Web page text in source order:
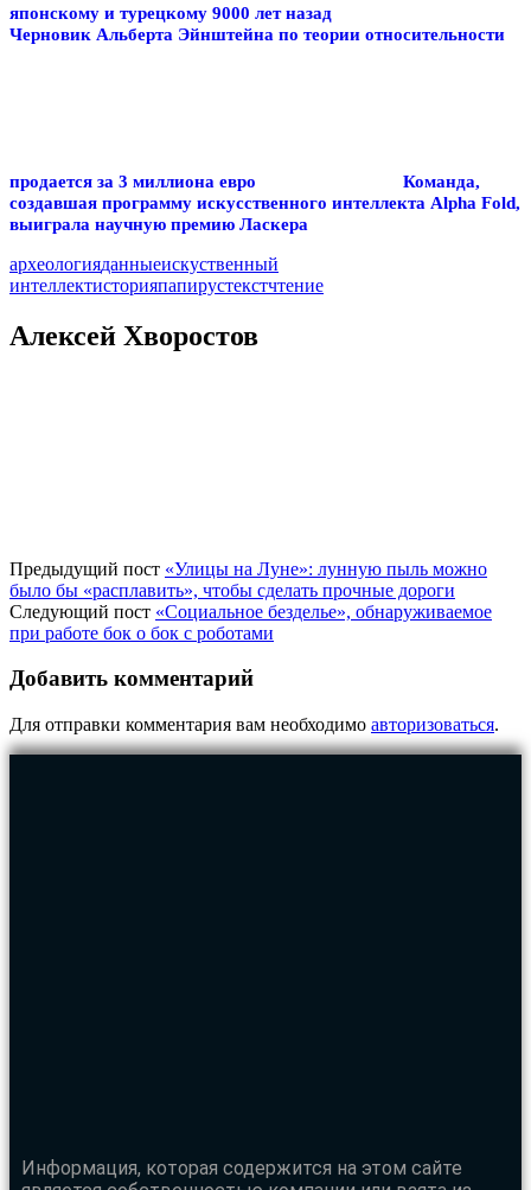
японскому и турецкому 9000 лет назад
Черновик Альберта Эйнштейна по теории относительности
продается за 3 миллиона евро
Команда,
создавшая программу искусственного интеллекта Alpha Fold,
выиграла научную премию Ласкера
археологияданныеискуственный
интеллектисторияпапирустекстчтение
Алексей Хворостов
Предыдущий пост «Улицы на Луне»: лунную пыль можно
было бы «расплавить», чтобы сделать прочные дороги
Следующий пост «Социальное безделье», обнаруживаемое
при работе бок о бок с роботами
Добавить комментарий
Для отправки комментария вам необходимо авторизоваться.
Информация, которая содержится на этом сайте